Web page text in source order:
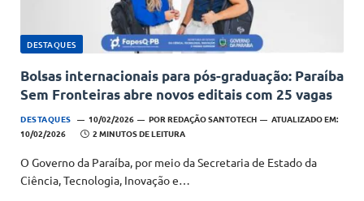
DESTAQUES
Bolsas internacionais para pós-graduação: Paraíba
Sem Fronteiras abre novos editais com 25 vagas
DESTAQUES 10/02/2026 POR REDAÇÃO SANTOTECH
ATUALIZADO EM:
10/02/2026
2 MINUTOS DE LEITURA
O Governo da Paraíba, por meio da Secretaria de Estado da
Ciência, Tecnologia, Inovação e…